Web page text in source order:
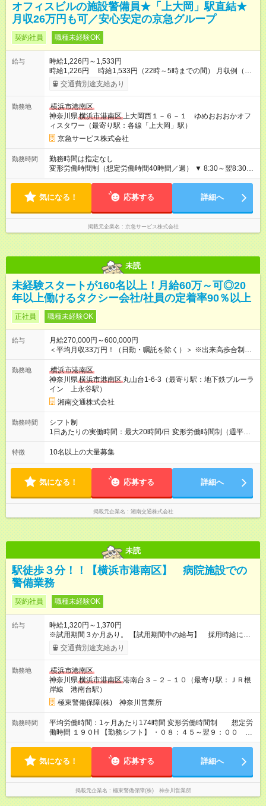
オフィスビルの施設警備員★「上大岡」駅直結★
月収26万円も可／安心安定の京急グループ
契約社員 職種未経験OK
給与
時給1,226円～1,533円
時給1,226円 時給1,533円（22時～5時までの間） 月収例（宿
泊勤務10回＋時間外労働30時間） 260,835円 内訳） 基本給：
1,226円×155時間＝190,030円 深夜手当：307円×45時間＝
時間）：45,990円 【試用期間】試用期間あり 試用期間の長さ：
2ヶ月 雇用形態、給与は本採用時と同じです。
交通費別途支給あり
勤務地
横浜市港南区
神奈川県横浜市港南区上大岡西１－６－１ ゆめおおおかオフ
ィスタワー（最寄り駅：各線「上大岡」駅）
京急サービス株式会社
勤務時間
勤務時間は指定なし
変形労働時間制（想定労働時間40時間／週） ▼ 8:30～翌8:30
実働15時間30分 仮眠・休憩8時間30分 （月10回程度当直勤
気になる！ 応募する 詳細へ
掲載元企業名 京急サービス株式会社
未読
未経験スタートが160名以上！月給60万～可◎20
年以上働けるタクシー会社/社員の定着率90％以上
正社員 職種未経験OK
給与
月給270,000円～600,000円
＜平均月収33万円！（日勤・嘱託を除く）＞ ※出来高歩合制
27万円～60万円 ★ノルマ無し複雑な給与体系無し、最低賃金
247,800円は保証されます。 ※積算歩合給の支給例 売上６０万
円の場合、給与の総支給額は約３４万６千円 ※研修中 日給1万円
(研修期間18日間。その他待遇の変更はありません。) ★平均月
収 日勤 約33万円、隔勤 約35万円、夜勤 約43万円（直近
３ヶ月） ★最高月収 日勤 約58万円、隔勤 約60万円、夜
600万円を叶えている社員もいます！ ※試用期間は３ヶ月で、試
用期間中の労働条件に変更はありません。 先輩社員の入社3ヶ月
40代／元パート主婦子育てママ ◆売上95万円／給与目安65万円
／50代／元料理長 ◆売上82万円／給与目安54万円／20代／元ス
さ：3ヶ月 雇用形態、給与は本採用時と同じです。
勤務地
横浜市港南区
神奈川県横浜市港南区 丸山台1-6-3（最寄り駅：地下鉄ブルーラ
イン 上永谷駅）
湘南交通株式会社
勤務時間
シフト制
1日あたりの実働時間：最大20時間/日 変形労働時間制（週平均
40時間） ★勤務時間例（時間帯は自由に選べます※途中変更可
能） 隔日／月間12乗務／7：45～翌1：00（休憩3時間、実働14
実働7時間5分） 夜勤／月間24乗務／18：00～翌2：05（休憩1
時間、実働7時間5分）
特徴 10名以上の大量募集
気になる！ 応募する 詳細へ
掲載元企業名 湘南交通株式会社
未読
駅徒歩３分！！【横浜市港南区】 病院施設での
警備業務
契約社員 職種未経験OK
給与
時給1,320円～1,370円
※試用期間３か月あり。 【試用期間中の給与】 採用時給に同
じ 入社後１年までに警備業務に関わる講習資格を受講いただき
ます。 ○自衛消防業務講習（防災センター要員） ○上級救命
できます。 【試用期間】試用期間あり 試用期間の長さ：3ヶ月
雇用形態、給与は本採用時と同じです。
交通費別途支給あり
勤務地
横浜市港南区
神奈川県横浜市港南区港南台３－２－１０（最寄り駅：ＪＲ根
岸線 港南台駅）
極東警備保障(株) 神奈川営業所
勤務時間
平均労働時間：1ヶ月あたり174時間 変形労働時間制 想定労
働時間 １９０H 【勤務シフト】 ・０８：４５～翌９：００ う
ち実働１６．２５H ・０８：４５～１８：００ うち実
H ・２１：００～翌９：００ うち実働１０．５H 平均労
間 １９０H 【勤務シフト】 ・０８：４５～翌９：００ うち実
働１６．２５H ・０８：４５～１８：００ うち実働
８．２５H ・１１：３０～翌８：３０ うち実働１３H
気になる！ 応募する 詳細へ
掲載元企業名 極東警備保障(株) 神奈川営業所